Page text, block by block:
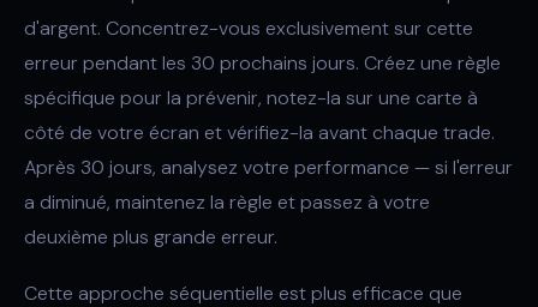
d'argent. Concentrez-vous exclusivement sur cette
erreur pendant les 30 prochains jours. Créez une règle
spécifique pour la prévenir, notez-la sur une carte à
côté de votre écran et vérifiez-la avant chaque trade.
Après 30 jours, analysez votre performance — si l'erreur
a diminué, maintenez la règle et passez à votre
deuxième plus grande erreur.
Cette approche séquentielle est plus efficace que